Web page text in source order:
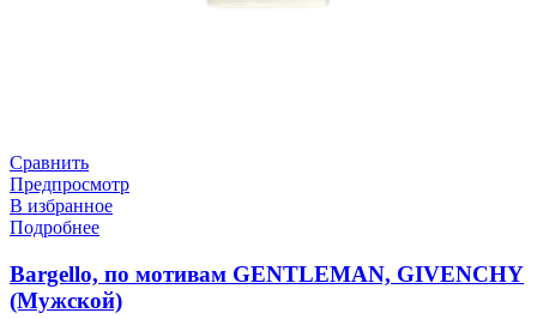
Сравнить
Предпросмотр
В избранное
Подробнее
Bargello, по мотивам GENTLEMAN, GIVENCHY
(Мужской)